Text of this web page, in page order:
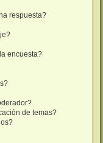
respuesta?
encuesta?
de temas?